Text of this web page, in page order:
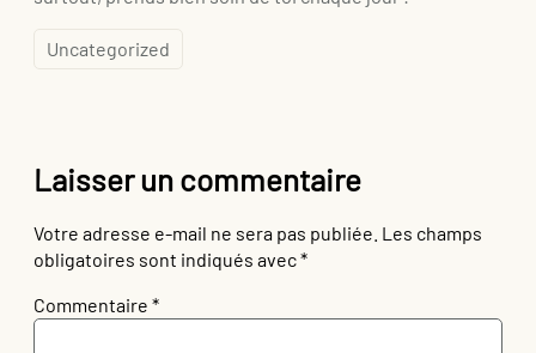
Uncategorized
Laisser un commentaire
Votre adresse e-mail ne sera pas publiée. Les champs
obligatoires sont indiqués avec*
Commentaire *